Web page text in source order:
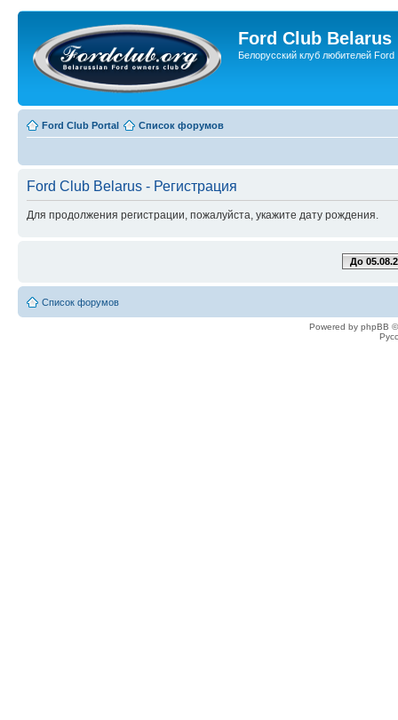
Ford Club Belarus
Белорусский клуб любителей Ford
Ford Club Portal Список форумов
Ford Club Belarus - Регистрация
Для продолжения регистрации, пожалуйста, укажите дату рождения.
До
Список форумов
Powered by phpBB